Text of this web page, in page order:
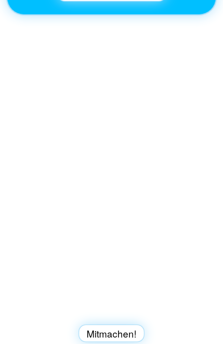
Mitmachen!